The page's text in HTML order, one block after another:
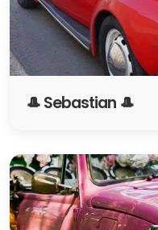
🎩 Sebastian 🎩